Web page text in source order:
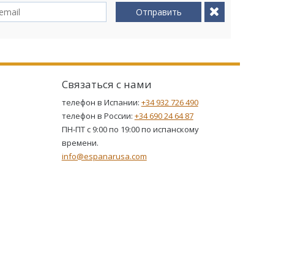
Отправить
Связаться с нами
телефон в Испании: +34 932 726 490
телефон в России: +34 690 24 64 87
ПН-ПТ с 9:00 по 19:00 по испанскому
времени.
info@espanarusa.com